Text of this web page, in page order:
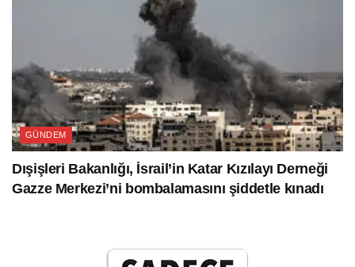
GÜNDEM
Dışişleri Bakanlığı, İsrail’in Katar Kızılayı Derneği
Gazze Merkezi’ni bombalamasını şiddetle kınadı